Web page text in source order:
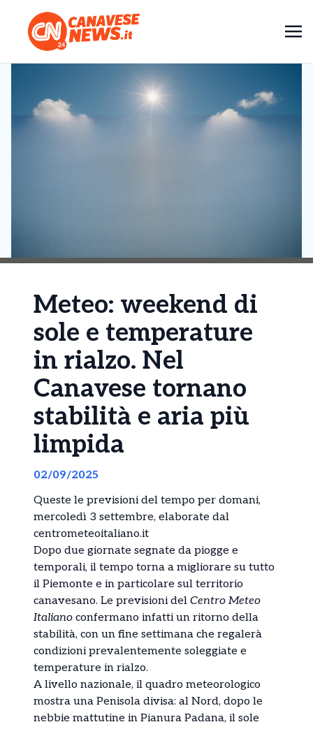
Meteo: weekend di
sole e temperature
in rialzo. Nel
Canavese tornano
stabilità e aria più
limpida
02/09/2025
Queste le previsioni del tempo per domani,
mercoledì 3 settembre, elaborate dal
centrometeoitaliano.it
Dopo due giornate segnate da piogge e
temporali, il tempo torna a migliorare su tutto
il Piemonte e in particolare sul territorio
canavesano. Le previsioni del Centro Meteo
Italiano confermano infatti un ritorno della
stabilità, con un fine settimana che regalerà
condizioni prevalentemente soleggiate e
temperature in rialzo.
A livello nazionale, il quadro meteorologico
mostra una Penisola divisa: al Nord, dopo le
nebbie mattutine in Pianura Padana, il sole